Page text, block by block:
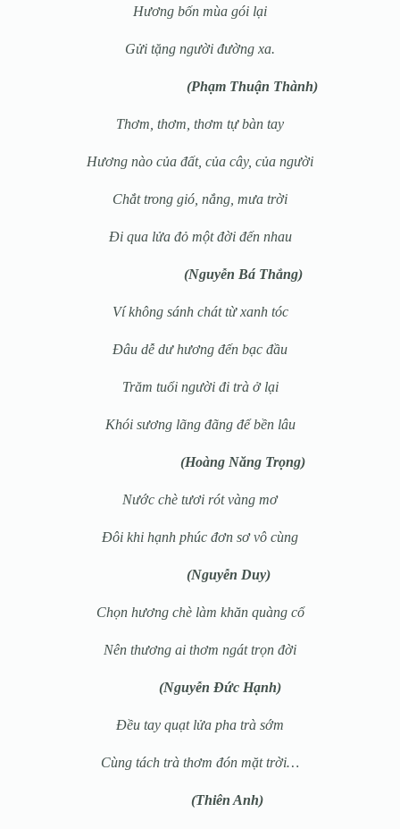
Hương bốn mùa gói lại
Gửi tặng người đường xa.
(Phạm Thuận Thành)
Thơm, thơm, thơm tự bàn tay
Hương nào của đất, của cây, của người
Chắt trong gió, nắng, mưa trời
Đi qua lửa đỏ một đời đến nhau
(Nguyễn Bá Thắng)
Ví không sánh chát từ xanh tóc
Đâu dễ dư hương đến bạc đầu
Trăm tuổi người đi trà ở lại
Khói sương lãng đãng để bền lâu
(Hoàng Năng Trọng)
Nước chè tươi rót vàng mơ
Đôi khi hạnh phúc đơn sơ vô cùng
(Nguyễn Duy)
Chọn hương chè làm khăn quàng cổ
Nên thương ai thơm ngát trọn đời
(Nguyễn Đức Hạnh)
Đều tay quạt lửa pha trà sớm
Cùng tách trà thơm đón mặt trời…
(Thiên Anh)